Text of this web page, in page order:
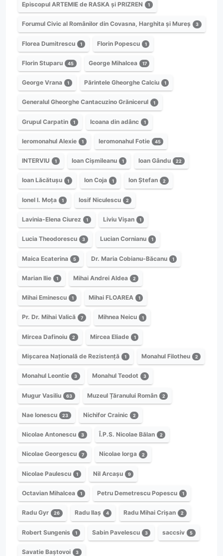
Episcopul ARTEMIE de RASKA și PRIZREN 1
Forumul Civic al Românilor din Covasna, Harghita și Mureș 3
Florea Dumitrescu 1 Florin Popescu 1
Florin Stuparu 45 George Mihalcea 17
George Vrana 1 Părintele Gheorghe Calciu 1
Generalul Gheorghe Cantacuzino Grănicerul 1
Grupul Carpatin 1 Icoana din adânc 1
Ieromonahul Alexie 1 Ieromonahul Fotie 45
INTERVIU 1 Ioan Cișmileanu 1 Ioan Gându 22
Ioan Lăcătușu 1 Ion Coja 1 Ion Ștefan 2
Ionel I. Moța 1 Iosif Niculescu 2
Lavinia-Elena Ciurez 1 Liviu Vișan 1
Lucia Theodorescu 3 Lucian Cornianu 1
Maica Ecaterina 5 Dr. Maria Cobianu-Băcanu 1
Marian Ilie 1 Mihai Andrei Aldea 2
Mihai Eminescu 1 Mihai FLOAREA 1
Pr. Dr. Mihai Valică 7 Mihnea Neicu 1
Mircea Dafinoiu 2 Mircea Eliade 1
Mișcarea Națională de Rezistență 1 Monahul Filotheu 2
Monahul Leontie 3 Monahul Teodot 3
Mugur Vasiliu 63 Muzeul Țăranului Român 2
Nae Ionescu 23 Nichifor Crainic 2
Nicolae Antonescu 3 Î.P.S. Nicolae Bălan 2
Nicolae Georgescu 7 Nicolae Iorga 2
Nicolae Paulescu 1 Nil Arcașu 9
Octavian Mihalcea 1 Petru Demetrescu Popescu 1
Radu Gyr 26 Radu Ilaș 4 Radu Mihai Crișan 2
Robert Sungenis 1 Sabin Pavelescu 3 saccsiv 5
Savatie Baștovoi 3